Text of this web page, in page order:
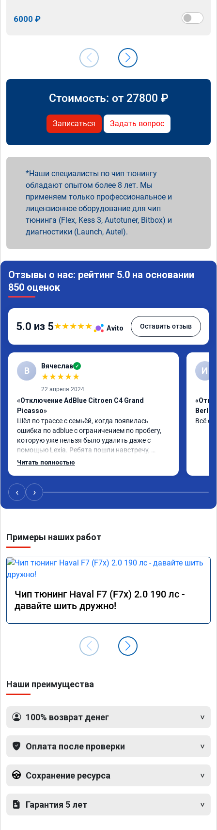
6000 ₽
Стоимость: от 27800 ₽
Записаться Задать вопрос
Наши специалисты по чип тюнингу
обладают опытом более 8 лет. Мы
применяем только профессиональное и
лицензионное оборудование для чип
тюнинга (Flex, Kess 3, Autotuner, Bitbox) и
диагностики (Launch, Autel).
Отзывы о нас: рейтинг 5.0 на основании
850 оценок
5.0 из 5★★★★★ Avito Оставить отзыв
В Вячеслав ✓
★★★★★
22 апреля 2024
«Отключение AdBlue Citroen C4 Grand
Picasso»
Шёл по трассе с семьёй, когда появилась
ошибка по adblue с ограничением по пробегу,
которую уже нельзя было удалить даже с
помощью Lexia. Ребята пошли навстречу,
оперативно приняли и за час отшили как
Читать полностью
И
Всё
‹ ›
Примеры наших работ
Чип тюнинг Haval F7 (F7x) 2.0 190 лс -
давайте шить дружно!
Наши преимущества
100% возврат денег
Оплата после проверки
Сохранение ресурса
Гарантия 5 лет